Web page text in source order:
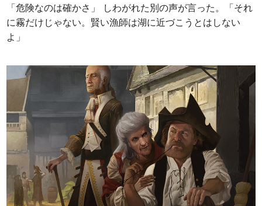
「危険なのは確かさ」 しわがれた別の声が言った。「それ
に霧だけじゃない。賢い漁師は湖に近づこうとはしない
よ」